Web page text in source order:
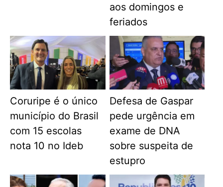
aos domingos e
feriados
Coruripe é o único
município do Brasil
com 15 escolas
nota 10 no Ideb
Defesa de Gaspar
pede urgência em
exame de DNA
sobre suspeita de
estupro